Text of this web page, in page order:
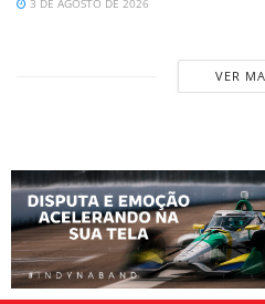
3 DE AGOSTO DE 2026
VER